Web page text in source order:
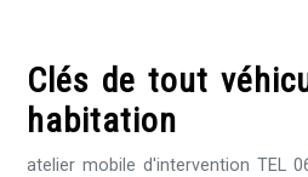
contentClés de tout
habitation
atelier mobile d'intervention TEL